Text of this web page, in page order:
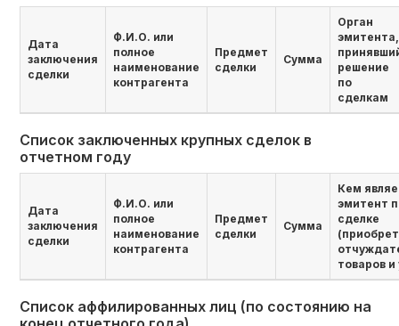
Дата
заключения
сделки
Ф.И.О. или
полное
наименование
контрагента
Предмет
сделки
Сумма
Орган
эмитента,
решение
по
сделкам
Список заключенных крупных сделок в
отчетном году
Дата
заключения
сделки
Ф.И.О. или
полное
наименование
контрагента
Предмет
сделки
Сумма
Кем
эмитент
сделке
товаров и
Список аффилированных лиц (по состоянию на